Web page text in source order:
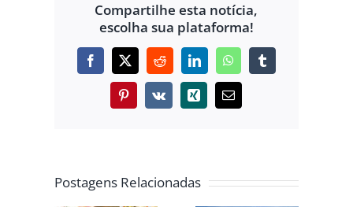
Compartilhe esta notícia,
escolha sua plataforma!
Facebook
X RedditLinkedInWhatsAppTumblr
Pinterest
Vk Xing
E-
mail
Postagens Relacionadas
ATLETA DE
RIBEIRÃO
MUNDO
REACENDE